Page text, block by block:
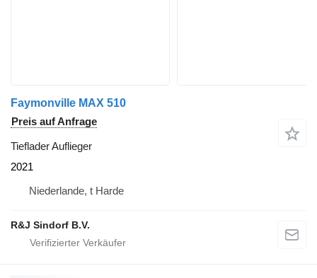
Faymonville MAX 510
Preis auf Anfrage
Tieflader Auflieger
2021
Niederlande, t Harde
R&J Sindorf B.V.